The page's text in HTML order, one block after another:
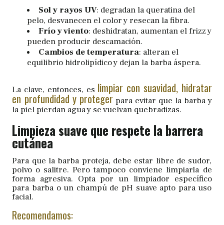
Sol y rayos UV: degradan la queratina del
pelo, desvanecen el color y resecan la fibra.
Frío y viento: deshidratan, aumentan el frizz y
pueden producir descamación.
Cambios de temperatura: alteran el
equilibrio hidrolipídico y dejan la barba áspera.
La clave, entonces, es limpiar con suavidad, hidratar
en profundidad y proteger para evitar que la barba y
la piel pierdan agua y se vuelvan quebradizas.
Limpieza suave que respete la barrera
cutánea
Para que la barba proteja, debe estar libre de sudor,
polvo o salitre. Pero tampoco conviene limpiarla de
forma agresiva. Opta por un limpiador específico
para barba o un champú de pH suave apto para uso
facial.
Recomendamos: